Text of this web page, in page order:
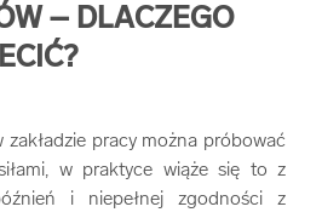
– DLACZEGO
pracy można próbować
w praktyce wiąże się to z
i niepełnej zgodności z